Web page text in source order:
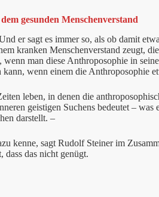
gesunden Menschenverstand
er sagt es immer so, als ob damit
kranken Menschenverstand zeugt,
man diese Anthroposophie in
wenn einem die Anthroposophie
leben, in denen die
geistigen Suchens bedeutet – was
darstellt. –
kenne, sagt Rudolf Steiner im
dass das nicht genügt.